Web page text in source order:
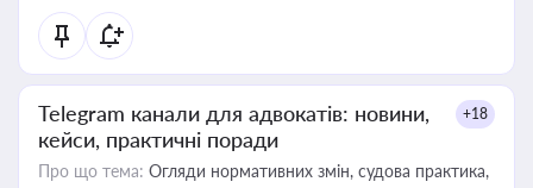
Telegram канали для адвокатів: новини,
кейси, практичні поради
+18
Про що тема: Огляди нормативних змін, судова практика,